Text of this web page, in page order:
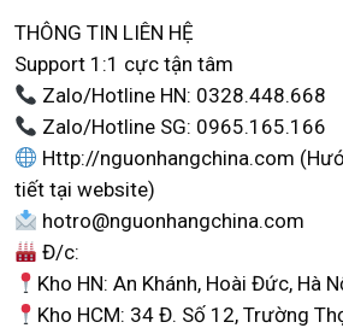
THÔNG TIN LIÊN HỆ
Support 1:1 cực tận tâm
Zalo/Hotline HN: 0328.448.668
Zalo/Hotline SG: 0965.165.166
Http://nguonhangchina.com
tiết tại website)
hotro@nguonhangchina.com
Đ/c:
Kho HN: An Khánh, Hoài Đức, Hà
Kho HCM: 34 Đ. Số 12, Trường